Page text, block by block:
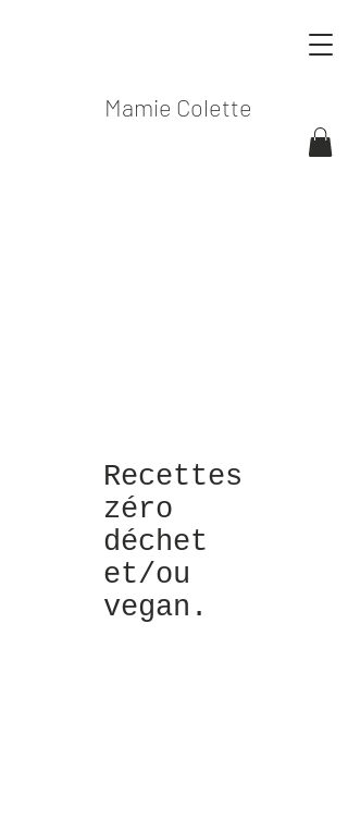
Mamie Colette
Recettes
zéro
déchet
et/ou
vegan.